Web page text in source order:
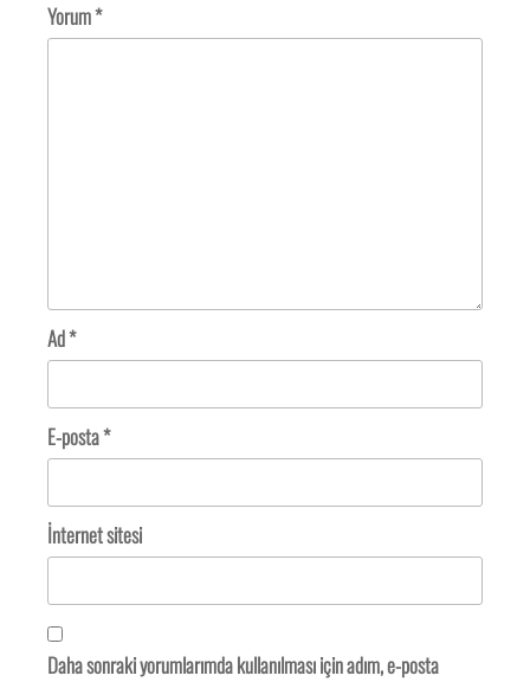
Yorum*
Ad*
E-posta*
İnternet sitesi
Daha sonraki yorumlarımda kullanılması için adım, e-posta